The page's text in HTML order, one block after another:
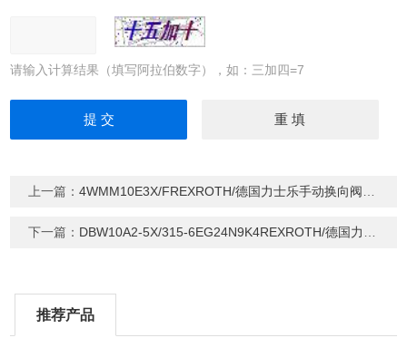
请输入计算结果（填写阿拉伯数字），如：三加四=7
上一篇：4WMM10E3X/FREXROTH/德国力士乐手动换向阀现货
下一篇： DBW10A2-5X/315-6EG24N9K4REXROTH/德国力士乐/先导式溢流阀
推荐产品